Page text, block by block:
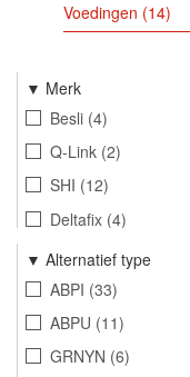
Voedingen 14
Merk
Besli 4
Q-Link 2
SHI 12
Deltafix 4
Index Fixing Systems
FM 60
Alternatief type
ABPI 33
ABPU 11
GRNYN 6